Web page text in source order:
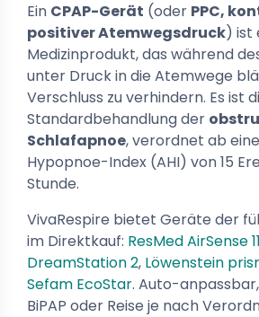
Ein CPAP-Gerät (oder PPC,
positiver Atemwegsdruck) ist
Medizinprodukt, das während
unter Druck in die Atemwege
Verschluss zu verhindern. Es ist
Standardbehandlung der
Schlafapnoe, verordnet ab
Hypopnoe-Index (AHI) von 15
Stunde.
VivaRespire bietet Geräte der
im Direktkauf: ResMed AirSense 11
DreamStation 2, Löwenstein
Sefam EcoStar. Auto-
BiPAP oder Reise je nach